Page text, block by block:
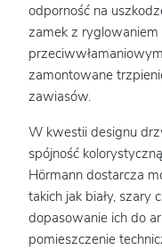
odporność na
zamek z
zamontowane
zawiasów.
W kwestii designu
spójność
Hörmann dostarcza
takich jak biały, szary
dopasowanie ich do
pomieszczenie